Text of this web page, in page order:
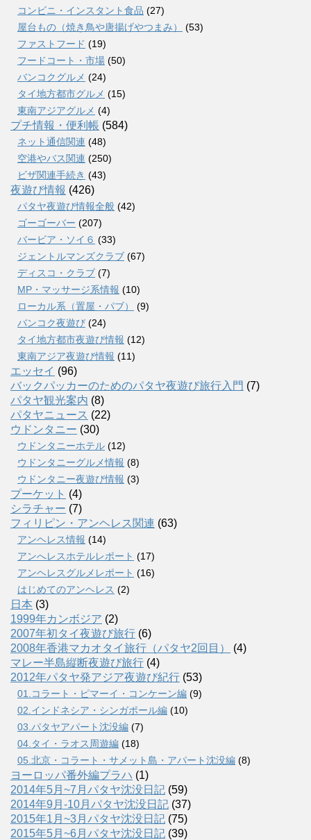
コンビニ・インスタント食品 (27)
屋台もの（焼き鳥や唐揚げやつまみ）
(53)
ファストフード (19)
フードコート・市場 (50)
バンコクグルメ (24)
タイ地方都市グルメ (15)
東南アジアグルメ (4)
プチ情報・便利帳 (584)
ネット通信関連 (48)
空港やバス関連 (250)
ビザ関連手続き (43)
夜遊び情報 (426)
パタヤ夜遊び情報全般 (42)
ゴーゴーバー (207)
バービア・ソイ６ (33)
ジェントルマンズクラブ (67)
ディスコ・クラブ (7)
MP・マッサージ系情報 (10)
ローカル系（置屋・パブ）
(9)
バンコク夜遊び (24)
タイ地方都市夜遊び情報 (12)
東南アジア夜遊び情報 (11)
エッセイ (96)
バックパッカーのためのパタヤ夜遊び旅行入門 (7)
パタヤ観光案内 (8)
パタヤニュース (22)
ウドンタニー (30)
ウドンタニーホテル (12)
ウドンタニーグルメ情報 (8)
ウドンタニー夜遊び情報 (3)
プーケット (4)
シラチャー (7)
フィリピン・アンヘレス関連 (63)
アンヘレス情報 (14)
アンへレスホテルレポート (17)
アンヘレスグルメレポート (16)
はじめてのアンヘレス (2)
日本 (3)
1999年カンボジア (2)
2007年初タイ夜遊び旅行 (6)
2008年香港マカオタイ旅行（パタヤ2回目）
(4)
マレー半島縦断夜遊び旅行 (4)
2012年パタヤ発アジア夜遊び紀行 (53)
01.コラート・ピマーイ・コンケーン編 (9)
02.インドネシア・シンガポール編 (10)
03.パタヤアパート沈没編 (7)
04.タイ・ラオス周遊編 (18)
05.北京・コラート・サメット島・アパート沈没編 (8)
ヨーロッパ番外編プラハ (1)
2014年5月~7月パタヤ沈没日記 (59)
2014年9月-10月パタヤ沈没日記 (37)
2015年1月~3月パタヤ沈没日記 (75)
2015年5月~6月パタヤ沈没日記 (39)